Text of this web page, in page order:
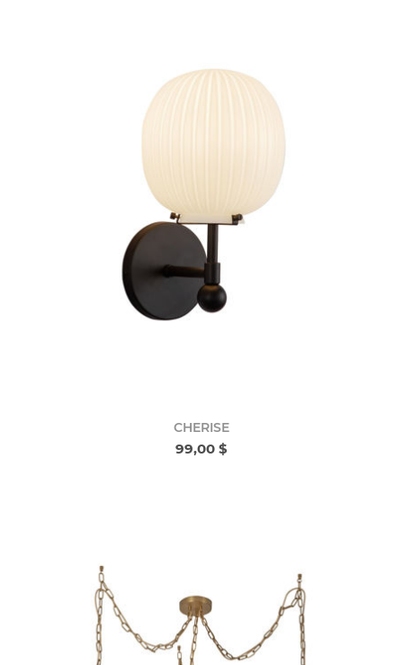
CHERISE
99,00 $